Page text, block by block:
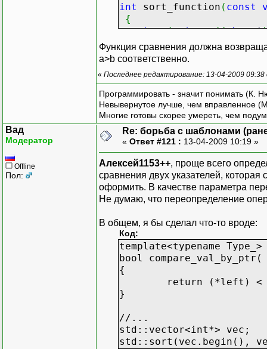
int sort_function ( const
{
return( strcmp((char *
}
Функция сравнения должна
a>b соответственно.
« Последнее редактирование: 13-04-2009
Программировать - значит понимать (К.
Невывернутое лучше, чем вправленное
Многие готовы скорее умереть, чем
Вад
Модератор
Offline
Пол:
Re: борьба с шаблонами
« Ответ #121 : 13-04-2009 10:19 »
Алексей1153++, проще всего
сравнения двух указателей,
оформить. В качестве параметра
Не думаю, что переопределение
В общем, я бы сделал что-то вроде:
Код:
template<typename Type_>
bool
{
return (*left)
}
//...
std::vector<int*> vec;
std::sort(vec.begin(),